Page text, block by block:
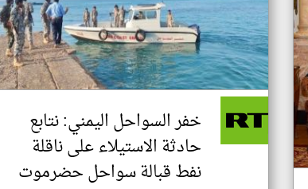
خفر السواحل اليمني: نتابع
حادثة الاستيلاء على ناقلة
نفط قبالة سواحل حضرموت